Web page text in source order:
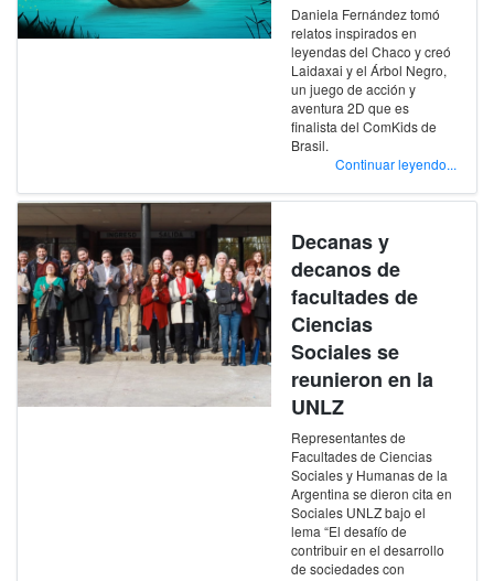
Daniela Fernández tomó
relatos inspirados en
leyendas del Chaco y creó
Laidaxai y el Árbol Negro,
un juego de acción y
aventura 2D que es
finalista del ComKids de
Brasil.
Continuar leyendo...
Decanas y
decanos de
facultades de
Ciencias
Sociales se
reunieron en la
UNLZ
Representantes de
Facultades de Ciencias
Sociales y Humanas de la
Argentina se dieron cita en
Sociales UNLZ bajo el
lema “El desafío de
contribuir en el desarrollo
de sociedades con